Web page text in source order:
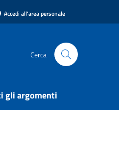
Accedi all'area personale
Cerca
gli argomenti